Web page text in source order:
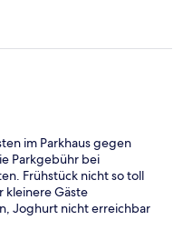
im Parkhaus gegen
Parkgebühr bei
Frühstück nicht so toll
kleinere Gäste
Joghurt nicht erreichbar